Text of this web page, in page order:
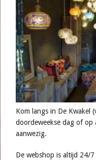
Kom langs in De Kwakel
doordeweekse dag of op
aanwezig.
De webshop is altijd 24/